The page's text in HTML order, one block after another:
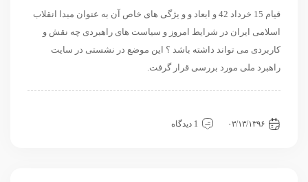
قیام 15 خرداد 42 و ابعاد و و یژگی های خاص آن به عنوان مبدا انقلاب
اسلامی ایران در شرایط امروز و سیاست های راهبردی چه نقش و
کاربردی می تواند داشته باشد ؟ این موضع در نشستی در سایت
راهبرد ملی مورد بررسی قرار گرفت.
۰۳/۱۳/۱۳۹۶
1 دیدگاه